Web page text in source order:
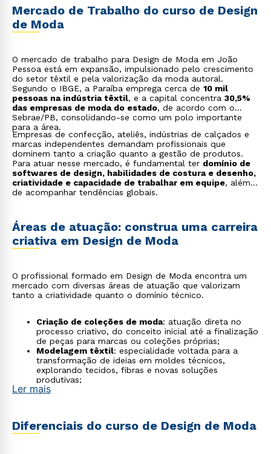
Pesquisa e Tendência
: métodos para antecipar
movimentos do mercado fashion;
Gestão de Marketing em Design
posicionamento de marcas e produtos.
Mercado de Trabalho do curso de Design
de Moda
O mercado de trabalho para Design de Moda em João
Pessoa está em expansão, impulsionado pelo crescimento
do setor têxtil e pela valorização da moda autoral.
Segundo o IBGE, a Paraíba emprega cerca de 10 mil
pessoas na indústria têxtil, e a capital concentra 30,5%
das empresas de moda do estado, de acordo com o
Sebrae/PB, consolidando-se como um polo importante
para a área.
Empresas de confecção, ateliês, indústrias de calçados e
marcas independentes demandam profissionais que
dominem tanto a criação quanto a gestão de produtos.
Para atuar nesse mercado, é fundamental ter domínio de
softwares de design, habilidades de costura e desenho,
criatividade e capacidade de trabalhar em equipe, além
de acompanhar tendências globais.
Áreas de atuação: construa uma carreira
criativa em Design de Moda
O profissional formado em Design de Moda encontra um
mercado com diversas áreas de atuação que valorizam
tanto a criatividade quanto o domínio técnico.
Criação de coleções de moda: atuação direta no
processo criativo, do conceito inicial até a finalização
de peças para marcas ou coleções próprias;
Modelagem têxtil: especialidade voltada para a
transformação de ideias em moldes técnicos,
explorando tecidos, fibras e novas soluções
produtivas;
Produção e styling de moda
estratégica para clientes, empresas e personalidades
Ler mais
Diferenciais do curso de Design de Moda